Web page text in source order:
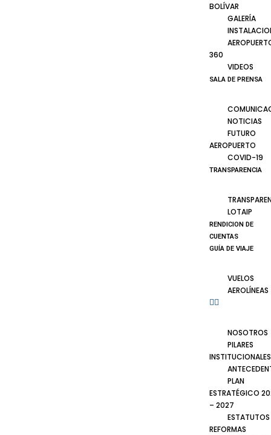
BOLÍVAR
GALERÍA
360
VIDEOS
SALA DE PRENSA
NOTICIAS
FUTURO
AEROPUERTO
COVID-19
TRANSPARENCIA
LOTAIP
RENDICION DE
CUENTAS
GUÍA DE VIAJE
VUELOS
AEROLÍNEAS
NOSOTROS
PILARES
INSTITUCIONALES
PLAN
ESTRATÉGICO
– 2027
ESTATUTOS
REFORMAS